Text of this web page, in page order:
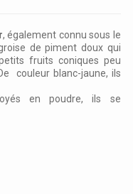
, également connu sous le
de piment doux qui
fruits coniques peu
couleur blanc-jaune, ils
en poudre, ils se